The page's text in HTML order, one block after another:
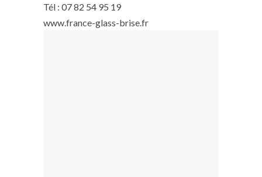
Tél : 07 82 54 95 19
www.france-glass-brise.fr